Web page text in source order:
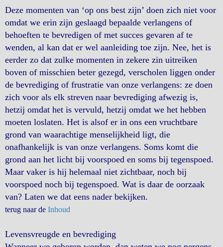
Deze momenten van ‘op ons best zijn’ doen zich niet voor
omdat we erin zijn geslaagd bepaalde verlangens of
behoeften te bevredigen of met succes gevaren af te
wenden, al kan dat er wel aanleiding toe zijn. Nee, het is
eerder zo dat zulke momenten in zekere zin uitreiken
boven of misschien beter gezegd, verscholen liggen onder
de bevrediging of frustratie van onze verlangens: ze doen
zich voor als elk streven naar bevrediging afwezig is,
hetzij omdat het is vervuld, hetzij omdat we het hebben
moeten loslaten. Het is alsof er in ons een vruchtbare
grond van waarachtige menselijkheid ligt, die
onafhankelijk is van onze verlangens. Soms komt die
grond aan het licht bij voorspoed en soms bij tegenspoed.
Maar vaker is hij helemaal niet zichtbaar, noch bij
voorspoed noch bij tegenspoed. Wat is daar de oorzaak
van? Laten we dat eens nader bekijken.
terug naar de Inhoud
Levensvreugde en bevrediging